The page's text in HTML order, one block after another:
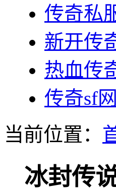
传奇私
新开传
热血传
传奇sf
当前位置：
冰封传